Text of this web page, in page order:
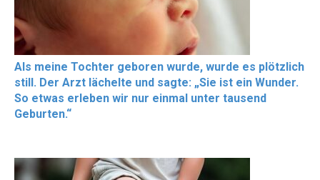
Als meine Tochter geboren wurde, wurde es plötzlich
still. Der Arzt lächelte und sagte: „Sie ist ein Wunder.
So etwas erleben wir nur einmal unter tausend
Geburten.“